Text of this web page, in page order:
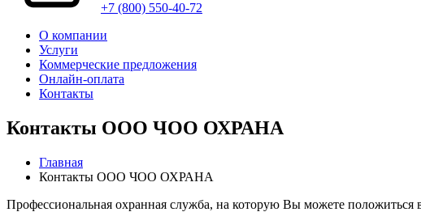
+7 (800) 550-40-72
О компании
Услуги
Коммерческие предложения
Онлайн-оплата
Контакты
Контакты ООО ЧОО ОХРАНА
Главная
Контакты ООО ЧОО ОХРАНА
Профессиональная охранная служба, на которую Вы можете положиться